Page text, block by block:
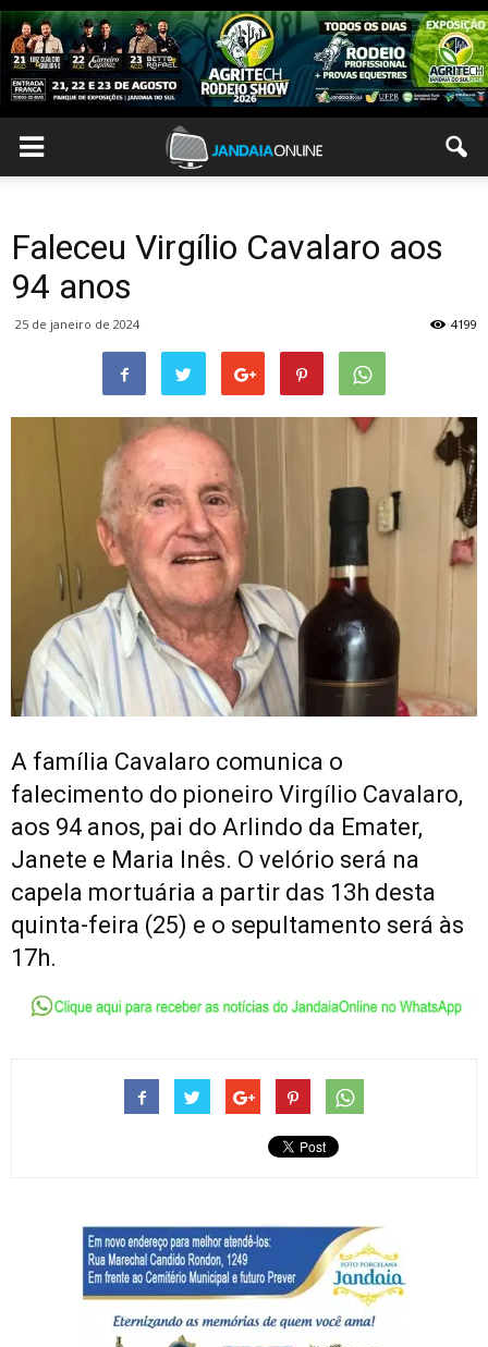
Faleceu Virgílio Cavalaro aos
94 anos
25 de janeiro de 2024 4199
A família Cavalaro comunica o
falecimento do pioneiro Virgílio Cavalaro,
aos 94 anos, pai do Arlindo da Emater,
Janete e Maria Inês. O velório será na
capela mortuária a partir das 13h desta
quinta-feira (25) e o sepultamento será às
17h.